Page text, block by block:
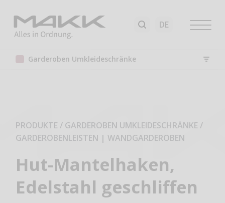
Garderoben Umkleideschränke
PRODUKTE / GARDEROBEN UMKLEIDESCHRÄNKE /
GARDEROBENLEISTEN | WANDGARDEROBEN
Hut-Mantelhaken,
Edelstahl geschliffen